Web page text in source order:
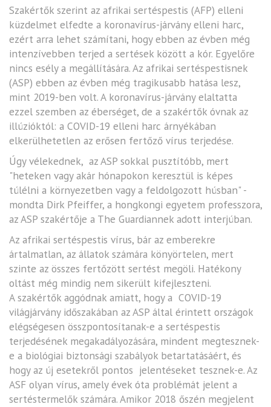
Szakértők szerint az afrikai sertéspestis (AFP) elleni
küzdelmet elfedte a koronavírus-járvány elleni harc,
ezért arra lehet számítani, hogy ebben az évben még
intenzívebben terjed a sertések között a kór. Egyelőre
nincs esély a megállítására. Az afrikai sertéspestisnek
(ASP) ebben az évben még tragikusabb hatása lesz,
mint 2019-ben volt. A koronavírus-járvány elaltatta
ezzel szemben az éberséget, de a szakértők óvnak az
illúzióktól: a COVID-19 elleni harc árnyékában
elkerülhetetlen az erősen fertőző vírus terjedése.
Úgy vélekednek, az ASP sokkal pusztítóbb, mert
"heteken vagy akár hónapokon keresztül is képes
túlélni a környezetben vagy a feldolgozott húsban" -
mondta Dirk Pfeiffer, a hongkongi egyetem professzora,
az ASP szakértője a The Guardiannek adott interjúban.
Az afrikai sertéspestis vírus, bár az emberekre
ártalmatlan, az állatok számára könyörtelen, mert
szinte az összes fertőzött sertést megöli. Hatékony
oltást még mindig nem sikerült kifejleszteni.
A szakértők aggódnak amiatt, hogy a COVID-19
világjárvány időszakában az ASP által érintett országok
elégségesen összpontosítanak-e a sertéspestis
terjedésének megakadályozására, mindent megtesznek-
e a biológiai biztonsági szabályok betartatásáért, és
hogy az új esetekről pontos jelentéseket tesznek-e. Az
ASF olyan vírus, amely évek óta problémát jelent a
sertéstermelők számára. Amikor 2018 őszén megjelent